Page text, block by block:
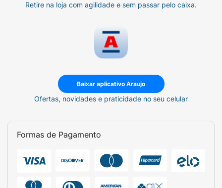
Retire na loja com agilidade e sem passar pelo caixa.
Baixar aplicativo Araujo
Ofertas, novidades e praticidade no seu celular
Formas de Pagamento